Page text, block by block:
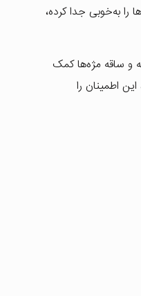
به‌خوبی جدا کرده،
و ساقه مژه‌ها کمک
اطمینان را